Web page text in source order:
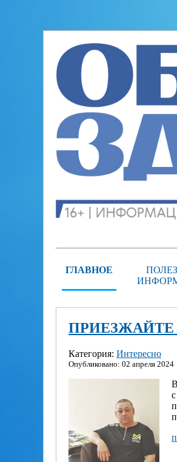
ГЛАВНОЕ
Категория: Интересно
Опубликовано: 02 апреля 2024